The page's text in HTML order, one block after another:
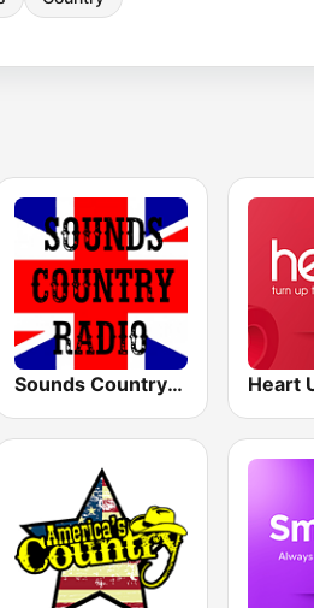
Sounds Country Radio Heart